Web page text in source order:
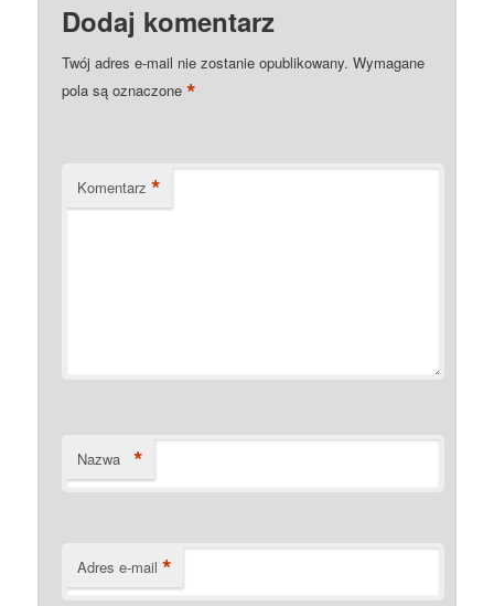
Dodaj komentarz
Twój adres e-mail nie zostanie opublikowany. Wymagane
pola są oznaczone*
Komentarz *
Nazwa *
Adres e-mail *